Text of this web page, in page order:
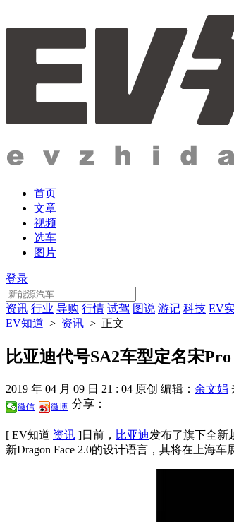
首页
文章
视频
选车
图片
登录
资讯 行业 导购 行情 试驾 图说 游记 科技 EV
EV知道 > 资讯 > 正文
比亚迪代号SA2车型定名宋
2019 年 04 月 09 日 21 : 04 原创 编辑： 余文娟
分享：
微信 微博
[ EV知道 资讯 ]日前， 比亚迪发布了旗下全新
新Dragon Face 2.0的设计语言，其将在上海车